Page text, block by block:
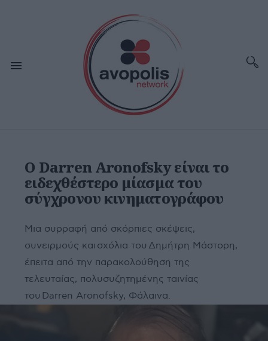
Ο Darren Aronofsky είναι το
ειδεχθέστερο μίασμα του
σύγχρονου κινηματογράφου
Μια συρραφή από σκόρπιες σκέψεις,
συνειρμούς και σχόλια του Δημήτρη Μάστορη,
έπειτα από την παρακολούθηση της
τελευταίας, πολυσυζητημένης ταινίας
του Darren Aronofsky, Φάλαινα.